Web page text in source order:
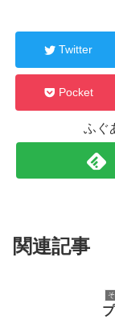
Twitter
Pocket
ふぐ
関連記事